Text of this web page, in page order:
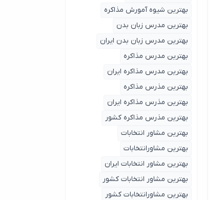
بهترین شیوه آمورش مذاکره
بهترین مدرس زبان بدن
بهترین مدرس زبان بدن ایران
بهترین مدرس مذاکره
بهترین مدرس مذاکره ایران
بهترین مذرس مذاکره
بهترین مذرس مذاکره ایران
بهترین مذرس مذاکره کشور
بهترین مشاور انتخابات
بهترین مشاورانتخابات
بهترین مشاور انتخابات ایران
بهترین مشاور انتخابات کشور
بهترین مشاورانتخابات کشور